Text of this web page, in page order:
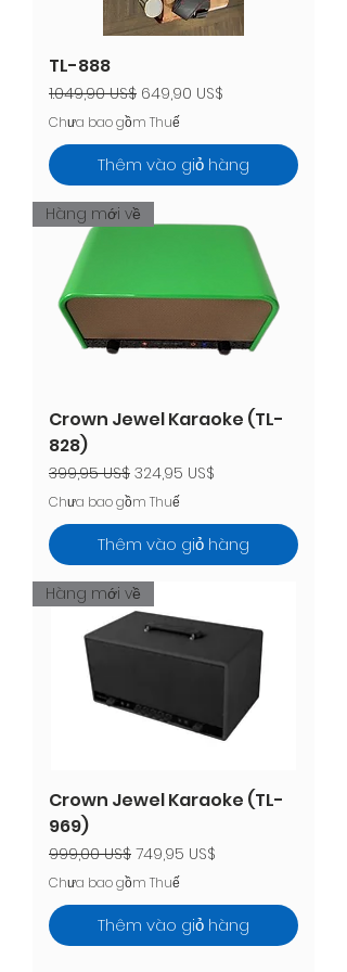
TL-888
Giá thông thường
1.049,90 US$ Giá bán rẻ
649,90 US$
Chưa bao gồm Thuế
Thêm vào giỏ hàng
Hàng mới về
Crown Jewel Karaoke (TL-
828)
Giá thông thường
399,95 US$ Giá bán rẻ
324,95 US$
Chưa bao gồm Thuế
Thêm vào giỏ hàng
Hàng mới về
Crown Jewel Karaoke (TL-
969)
Giá thông thường
999,00 US$ Giá bán rẻ
749,95 US$
Chưa bao gồm Thuế
Thêm vào giỏ hàng